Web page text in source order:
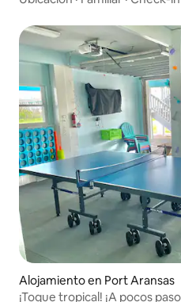
Alojamiento en Port Aransas
¡Toque tropical! ¡A pocos